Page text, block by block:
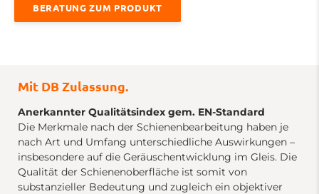
BERATUNG ZUM PRODUKT
Mit DB Zulassung.
Anerkannter Qualitätsindex gem. EN-Standard
Die Merkmale nach der Schienenbearbeitung haben je
nach Art und Umfang unterschiedliche Auswirkungen –
insbesondere auf die Geräuschentwicklung im Gleis. Die
Qualität der Schienenoberfläche ist somit von
substanzieller Bedeutung und zugleich ein objektiver